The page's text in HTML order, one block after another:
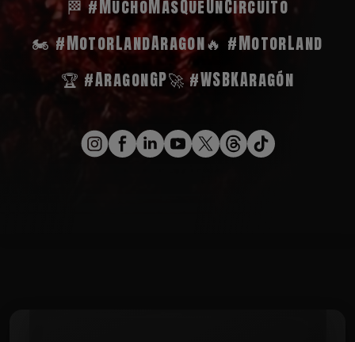
🏁 #MuchoMasQueUnCircuito
🏍️ #MotorLandAragon🔥 #MotorLand
🏆 #AragonGP🚀 #WSBKAragón